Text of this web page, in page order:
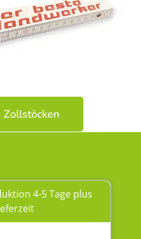
Zollstöcken
4-5 Tage plus